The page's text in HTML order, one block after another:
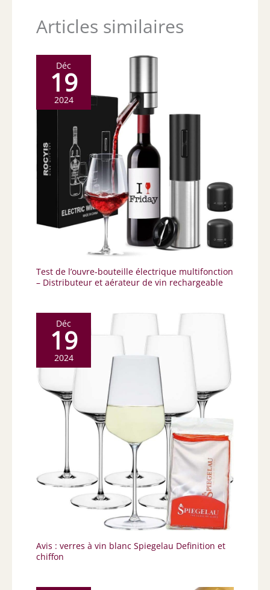
Articles similaires
Déc
19
2024
Test de l’ouvre-bouteille électrique multifonction
– Distributeur et aérateur de vin rechargeable
Déc
19
2024
Avis : verres à vin blanc Spiegelau Definition et
chiffon